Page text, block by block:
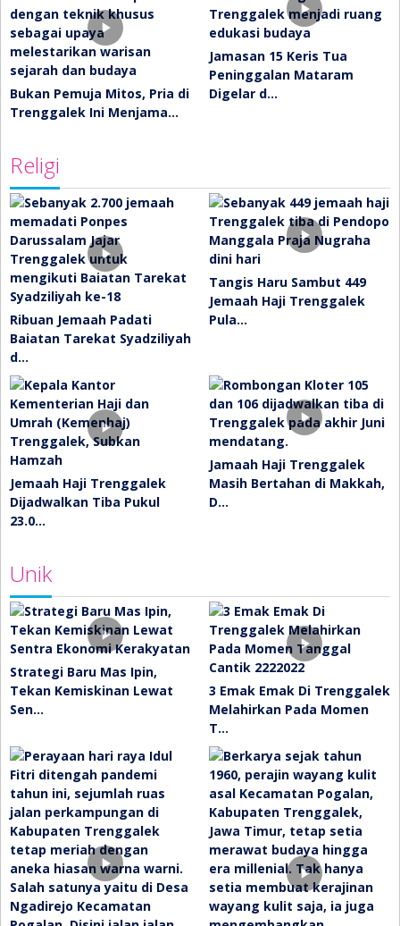
Bukan Pemuja Mitos, Pria di
Trenggalek Ini Menjama…
Jamasan 15 Keris Tua
Peninggalan Mataram
Digelar d…
Religi
Ribuan Jemaah Padati
Baiatan Tarekat Syadziliyah
d…
Tangis Haru Sambut 449
Jemaah Haji Trenggalek
Pula…
Jemaah Haji Trenggalek
Dijadwalkan Tiba Pukul
23.0…
Jamaah Haji Trenggalek
Masih Bertahan di Makkah,
D…
Unik
Strategi Baru Mas Ipin,
Tekan Kemiskinan Lewat
Sen…
3 Emak Emak Di Trenggalek
Melahirkan Pada Momen
T…